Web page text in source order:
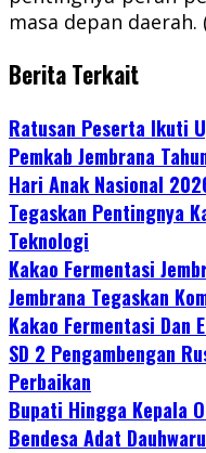
masa depan daerah.
Berita Terkait
Ratusan Peserta Ikuti
Pemkab Jembrana
Hari Anak Nasional
Tegaskan Pentingnya
Teknologi
Kakao Fermentasi
Jembrana Tegaskan
Kakao Fermentasi Dan
SD 2 Pengambengan
Perbaikan
Bupati Hingga Kepala
Bendesa Adat Dauhwaru